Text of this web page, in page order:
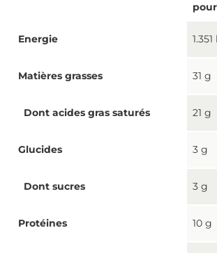
Energie
Matières grasses 31 g
Dont acides gras saturés 21 g
Glucides 3 g
Dont sucres 3 g
Protéines 10 g